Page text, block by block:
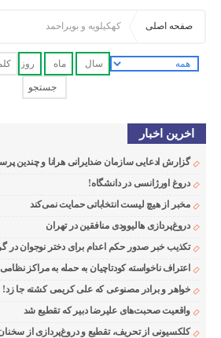
صفحه اصلی کهکیلویه و بویراحمد
اخرین اخبار
گزارش ادعایی سازمان ضدایرانی هرانا و چندین
دروغ اورژانسی در دانشگاه!
مخبر از هیچ لیست انتخاباتی حمایت نمی‌کند
دروغ‌پردازی هالیوودی منافقین در تهران
تکذیب خبر صدور حکم اعدام برای دختر نوجوان در
اعتراف ناخواسته کودتاچیان به حمله به مراکز نظامی
خواهر و برادر مصنوعی که علی کریمی کشته جا زد!
واقعیت صحبت‌های علیرضا دبیر که تقطیع شد
کلکسیونی از تحریف، تقطیع و دروغ‌پردازی از